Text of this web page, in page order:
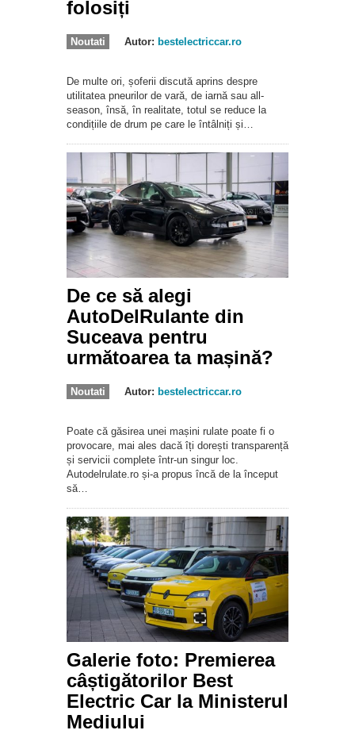
folosiți
Noutati Autor: bestelectriccar.ro
De multe ori, șoferii discută aprins despre
utilitatea pneurilor de vară, de iarnă sau all-
season, însă, în realitate, totul se reduce la
condițiile de drum pe care le întâlniți și…
De ce să alegi
AutoDelRulante din
Suceava pentru
următoarea ta mașină?
Noutati Autor: bestelectriccar.ro
Poate că găsirea unei mașini rulate poate fi o
provocare, mai ales dacă îți dorești transparență
și servicii complete într-un singur loc.
Autodelrulate.ro și-a propus încă de la început
să…
Galerie foto: Premierea
câștigătorilor Best
Electric Car la Ministerul
Mediului